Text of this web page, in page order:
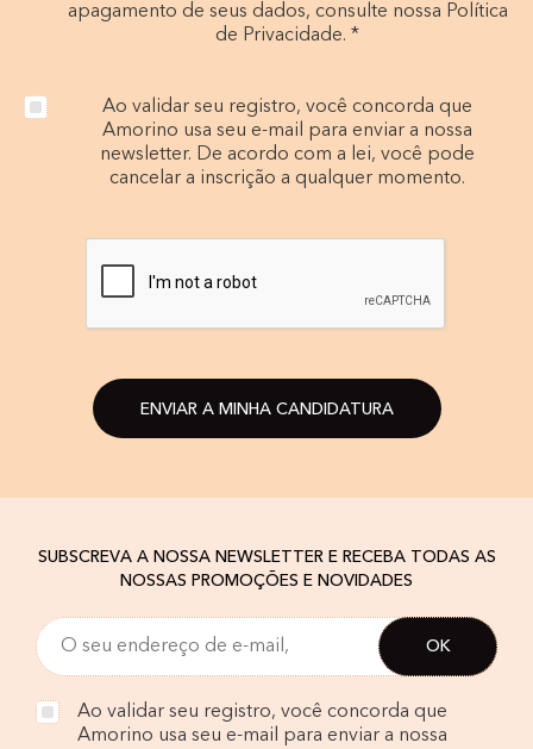
apagamento de seus dados, consulte nossa Política
de Privacidade. *
Ao validar seu registro, você concorda que
Amorino usa seu e-mail para enviar a nossa
newsletter. De acordo com a lei, você pode
cancelar a inscrição a qualquer momento.
ENVIAR A MINHA CANDIDATURA
SUBSCREVA A NOSSA NEWSLETTER E RECEBA TODAS AS
NOSSAS PROMOÇÕES E NOVIDADES
Ao validar seu registro, você concorda que
Amorino usa seu e-mail para enviar a nossa